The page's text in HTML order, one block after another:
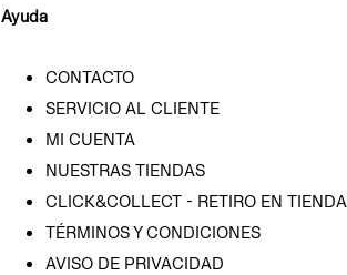
Ayuda
CONTACTO
SERVICIO AL CLIENTE
MI CUENTA
NUESTRAS TIENDAS
CLICK&COLLECT - RETIRO EN TIENDA
TÉRMINOS Y CONDICIONES
AVISO DE PRIVACIDAD